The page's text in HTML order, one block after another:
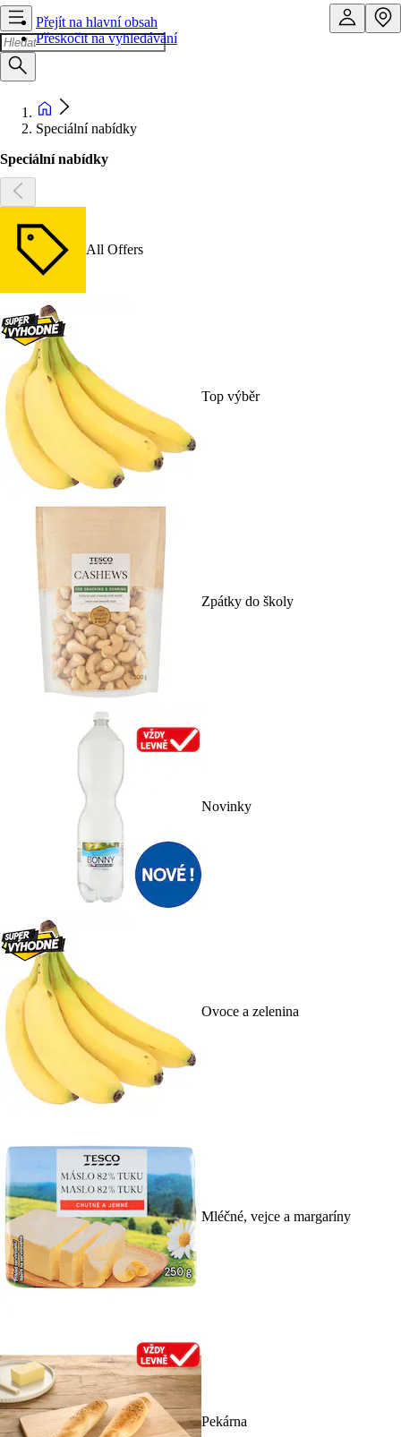
Přejít na hlavní obsah
Přeskočit na vyhledávání
Speciální nabídky
Speciální nabídky
All Offers
Top výběr
Zpátky do školy
Novinky
Ovoce a zelenina
Mléčné, vejce a margaríny
Pekárna